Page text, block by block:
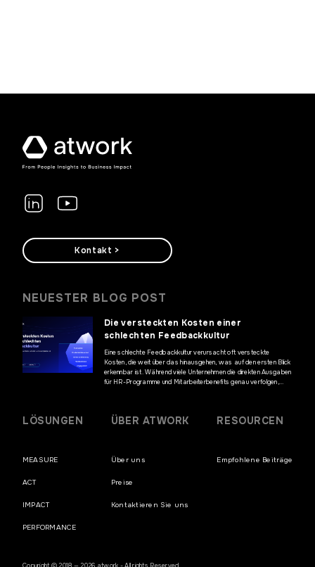
Kontakt >
NEUESTER BLOG POST
Die versteckten Kosten einer
schlechten Feedbackkultur
Eine schlechte Feedbackkultur verursacht oft versteckte
Kosten, die weit über das hinausgehen, was auf den ersten Blick
erkennbar ist. Während viele Unternehmen die direkten Ausgaben
für HR-Programme und Mitarbeiterbenefits genau verfolgen,
die Geschäftsergebnisse haben und die […]
LÖSUNGEN
MEASURE
ACT
IMPACT
PERFORMANCE
ÜBER ATWORK
Über uns
Preise
Kontaktieren Sie uns
RESOURCEN
Empfohlene Beiträge